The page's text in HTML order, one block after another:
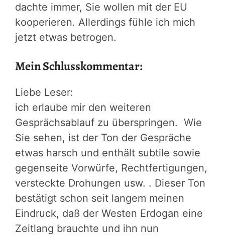
dachte immer, Sie wollen mit der EU
kooperieren. Allerdings fühle ich mich
jetzt etwas betrogen.
Mein Schlusskommentar:
Liebe Leser:
ich erlaube mir den weiteren
Gesprächsablauf zu überspringen. Wie
Sie sehen, ist der Ton der Gespräche
etwas harsch und enthält subtile sowie
gegenseite Vorwürfe, Rechtfertigungen,
versteckte Drohungen usw. . Dieser Ton
bestätigt schon seit langem meinen
Eindruck, daß der Westen Erdogan eine
Zeitlang brauchte und ihn nun